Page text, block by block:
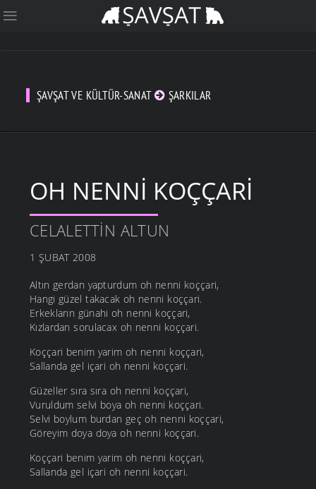
ŞAVŞAT VE KÜLTÜR-SANAT ŞARKILAR
OH NENNI KOÇÇARI
CELALETTIN ALTUN
1 ŞUBAT 2008
Altın gerdan yapturdum oh nenni koççari,
Hangi güzel takacak oh nenni koççari.
Erkekların günahi oh nenni koççari,
Kızlardan sorulacax oh nenni koççari.
Koççari benim yarim oh nenni koççari,
Sallanda gel içari oh nenni koççari.
Güzeller sıra sıra oh nenni koççari,
Vuruldum selvi boya oh nenni koççari.
Selvi boylum burdan geç oh nenni koççari,
Göreyim doya doya oh nenni koççari.
Koççari benim yarim oh nenni koççari,
Sallanda gel içari oh nenni koççari.